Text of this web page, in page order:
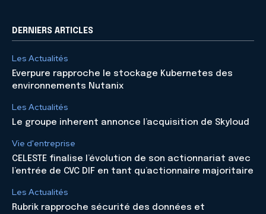
DERNIERS ARTICLES
Les Actualités
Everpure rapproche le stockage Kubernetes des
environnements Nutanix
Les Actualités
Le groupe inherent annonce l’acquisition de Skyloud
Vie d'entreprise
CELESTE finalise l’évolution de son actionnariat avec
l’entrée de CVC DIF en tant qu’actionnaire majoritaire
Les Actualités
Rubrik rapproche sécurité des données et